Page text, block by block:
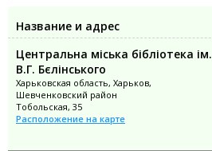
Название и адрес
Центральна міська бібліотека ім.
В.Г. Бєлінського
Харьковская область, Харьков,
Шевченковский район
Тобольская, 35
Расположение на карте